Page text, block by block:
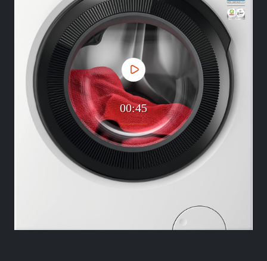
00:45